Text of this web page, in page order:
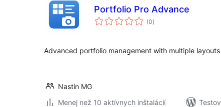
Portfolio Pro Advance
(0celkové
hodnotenie
)
Advanced portfolio management with multiple
Nastin MG
Menej než 10 aktívnych inštalácií